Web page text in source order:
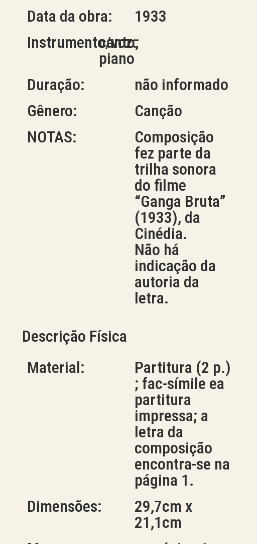
Data da obra:
1933
Instrumento/voz:
canto;
piano
Duração:
não informado
Gênero:
Canção
NOTAS:
Composição
fez parte da
trilha sonora
do filme
“Ganga Bruta”
(1933), da
Cinédia.
Não há
indicação da
autoria da
letra.
Descrição Física
Material:
Partitura (2 p.)
; fac-símile ea
partitura
impressa; a
letra da
composição
encontra-se na
página 1.
Dimensões:
29,7cm x
21,1cm